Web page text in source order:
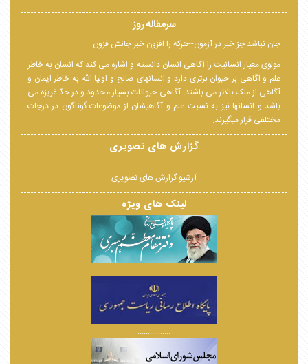
سرمقاله روز
جان نباشد جز خبر در آزمون--هرکه را افزون خبر جانش فزون
مولوی معیار انسانیت را آگاهی انسان دانسته و اشاره می کند که انسان به خاطر
علم و اگاهی بر حیوان برتری دارد و انسانهای صالح و اولیا الله به خاطر ایمان و
آگاهی از ملک بالاتر می باشند. آگاهی حیوانات بسیار محدود و در حدّ غریزه می
باشد و انسانها نیز به نسبت علم و آگاهیشان از موضوعات گوناگون در درجات
مختلفی قرار میگیرند.
گزارش های تصویری
آرشیو گزارش های تصویری
لینک های ویژه
................
................